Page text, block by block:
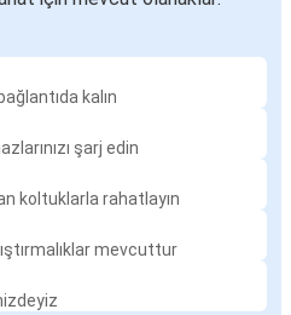
kalın
şarj edin
koltuklarla rahatlayın
mevcuttur